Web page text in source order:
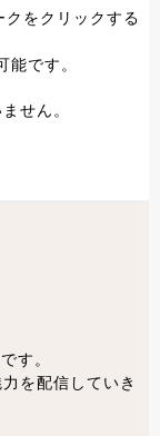
クをクリックする
です。
せん。
す。
を配信していき